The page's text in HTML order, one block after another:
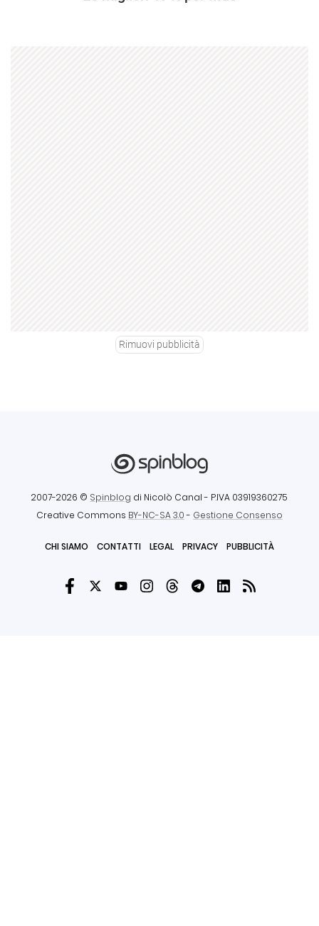
Rimuovi pubblicità
2007-2026 © Spinblog di Nicolò Canal - P.IVA 03919360275
Creative Commons BY-NC-SA 3.0- Gestione Consenso
CHI SIAMO CONTATTI LEGAL PRIVACY PUBBLICITÀ